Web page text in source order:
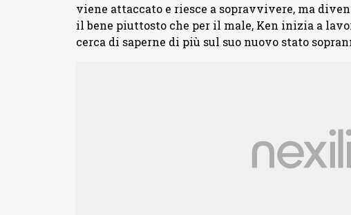
viene attaccato e riesce a sopravvivere, ma
il bene piuttosto che per il male, Ken inizia a
cerca di saperne di più sul suo nuovo stato